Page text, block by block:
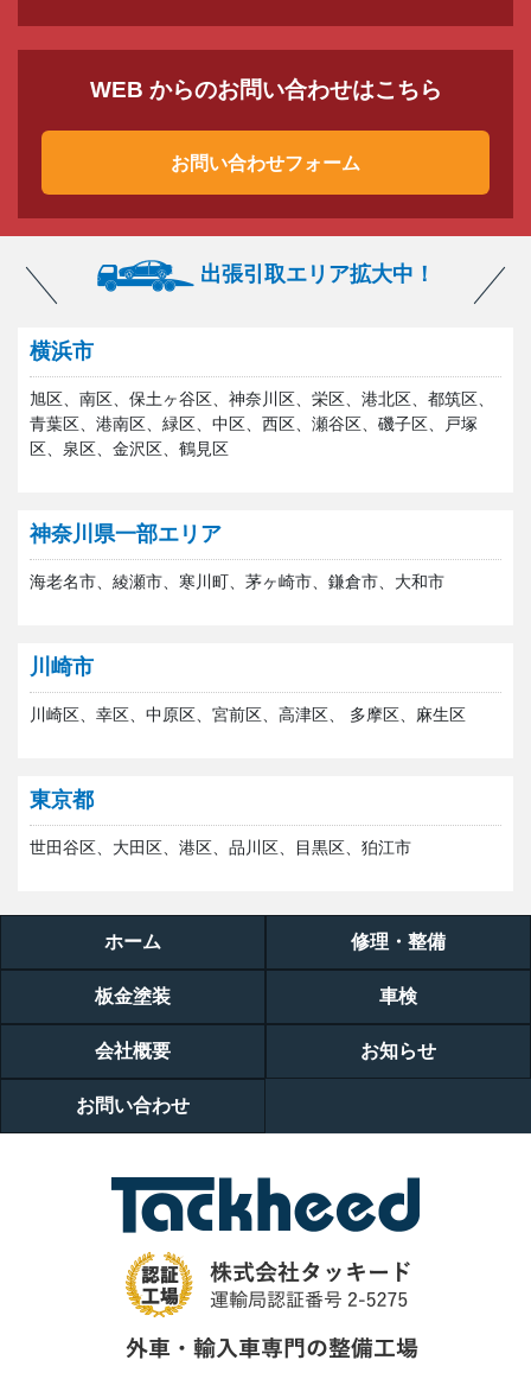
WEB からのお問い合わせはこちら
お問い合わせフォーム
出張引取エリア拡大中！
横浜市
旭区、南区、保土ヶ谷区、神奈川区、栄区、港北区、都筑区、
青葉区、港南区、緑区、中区、西区、瀬谷区、磯子区、戸塚
区、泉区、金沢区、鶴見区
神奈川県一部エリア
海老名市、綾瀬市、寒川町、茅ヶ崎市、鎌倉市、大和市
川崎市
川崎区、幸区、中原区、宮前区、高津区、 多摩区、麻生区
東京都
世田谷区、大田区、港区、品川区、目黒区、狛江市
ホーム 修理・整備
板金塗装 車検
会社概要 お知らせ
お問い合わせ